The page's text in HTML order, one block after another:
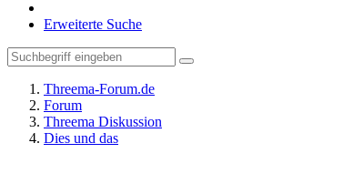
Erweiterte Suche
Threema-Forum.de
Forum
Threema Diskussion
Dies und das